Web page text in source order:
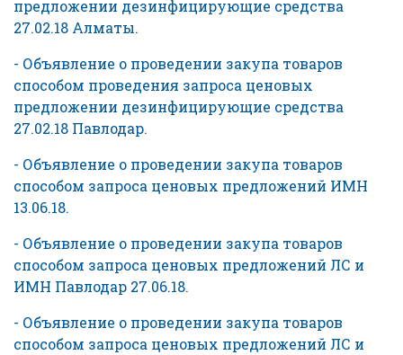
предложении дезинфицирующие средства
27.02.18 Алматы.
- Объявление о проведении закупа товаров
способом проведения запроса ценовых
предложении дезинфицирующие средства
27.02.18 Павлодар.
- Объявление о проведении закупа товаров
способом запроса ценовых предложений ИМН
13.06.18.
- Объявление о проведении закупа товаров
способом запроса ценовых предложений ЛС и
ИМН Павлодар 27.06.18.
- Объявление о проведении закупа товаров
способом запроса ценовых предложений ЛС и